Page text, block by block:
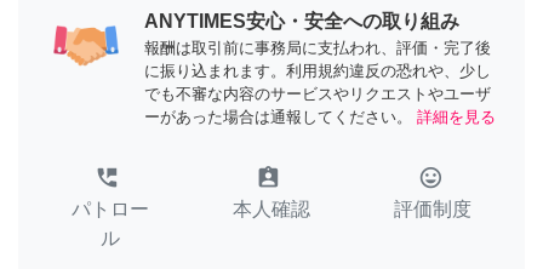
ANYTIMES安心・安全への取り組み
報酬は取引前に事務局に支払われ、評価・完了後
に振り込まれます。利用規約違反の恐れや、少し
でも不審な内容のサービスやリクエストやユーザ
ーがあった場合は通報してください。
詳細を見る
perm_phone_msg
パトロー
ル
assignment_ind
本人確認
tag_faces
評価制度